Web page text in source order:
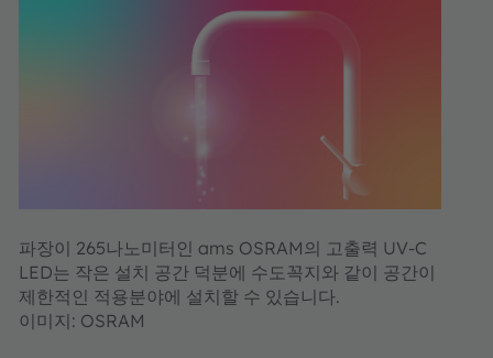
파장이 265나노미터인 ams OSRAM의 고출력 UV-C
LED는 작은 설치 공간 덕분에 수도꼭지와 같이 공간이
제한적인 적용분야에 설치할 수 있습니다.
이미지: OSRAM